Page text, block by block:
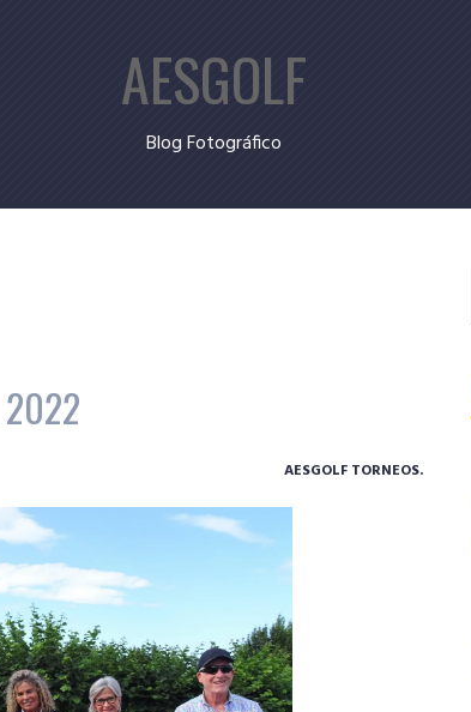
AESGOLF
Blog Fotográfico
2022
AESGOLF TORNEOS.